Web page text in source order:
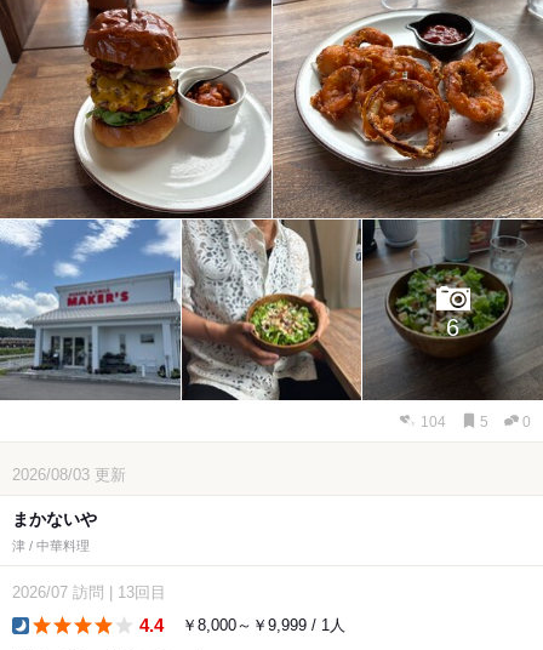
6
104 5 0
2026/08/03 更新
まかないや
津 / 中華料理
2026/07 訪問 13回目
4.4 ￥8,000～￥9,999 / 1人